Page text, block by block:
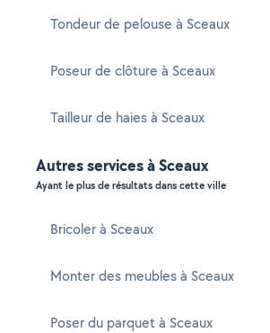
Tondeur de pelouse à Sceaux
Poseur de clôture à Sceaux
Tailleur de haies à Sceaux
Autres services à Sceaux
Ayant le plus de résultats dans cette ville
Bricoler à Sceaux
Monter des meubles à Sceaux
Poser du parquet à Sceaux